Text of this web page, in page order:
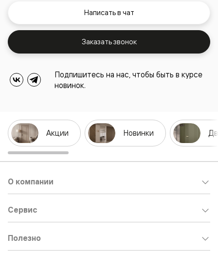
Написать в чат
Заказать звонок
Подпишитесь на нас, чтобы быть в курсе
новинок.
Акции Новинки
О компании
Сервис
Полезно